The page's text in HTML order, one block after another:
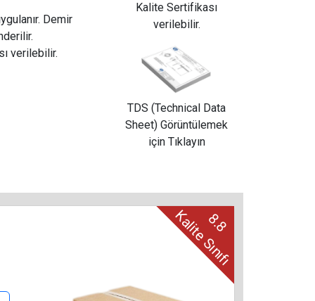
Kalite Sertifikası
verilebilir.
TDS (Technical Data
Sheet) Görüntülemek
için Tıklayın
Demir
verilebilir.
8.8
Kalite Sınıfı